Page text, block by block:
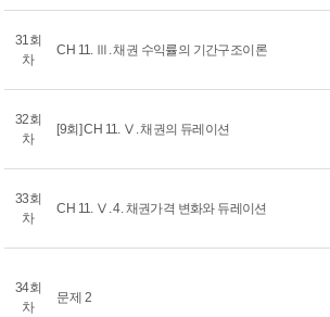
31회
차
CH 11. Ⅲ. 채권 수익률의 기간구조이론
32회
차
[9회] CH 11. Ⅴ. 채권의 듀레이션
33회
차
CH 11. Ⅴ. 4. 채권가격 변화와 듀레이션
34회
차
문제 2